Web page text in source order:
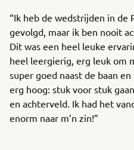
“Ik heb de wedstrijden in de
gevolgd, maar ik ben nooit
Dit was een heel leuke
heel leergierig, erg leuk om
super goed naast de baan
erg hoog: stuk voor stuk
en achterveld. Ik had het
enorm naar m’n zin!”